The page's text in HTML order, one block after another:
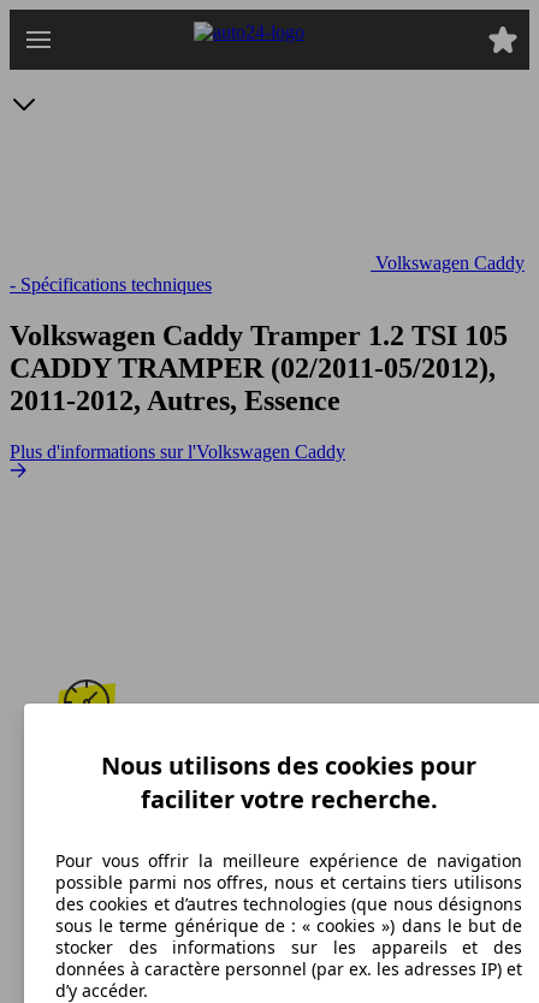
au
Volkswagen Caddy
- Spécifications techniques
Volkswagen Caddy Tramper 1.2 TSI 105
CADDY TRAMPER (02/2011-05/2012),
2011-2012, Autres, Essence
Plus d'informations sur l'Volkswagen Caddy
169 km/h
Vitesse maximale
Essence
Carburant
Nous utilisons des cookies pour
faciliter votre recherche.
Pour vous offrir la meilleure expérience de navigation
possible parmi nos offres, nous et certains tiers utilisons
des cookies et d’autres technologies (que nous désignons
sous le terme générique de : « cookies ») dans le but de
stocker des informations sur les appareils et des
données à caractère personnel (par ex. les adresses IP) et
d’y accéder.